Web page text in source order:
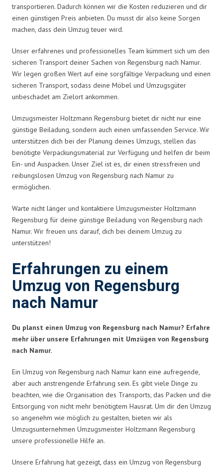
transportieren. Dadurch können wir die Kosten reduzieren und dir
einen günstigen Preis anbieten. Du musst dir also keine Sorgen
machen, dass dein Umzug teuer wird.
Unser erfahrenes und professionelles Team kümmert sich um den
sicheren Transport deiner Sachen von Regensburg nach Namur.
Wir legen großen Wert auf eine sorgfältige Verpackung und einen
sicheren Transport, sodass deine Möbel und Umzugsgüter
unbeschadet am Zielort ankommen.
Umzugsmeister Holtzmann Regensburg bietet dir nicht nur eine
günstige Beiladung, sondern auch einen umfassenden Service. Wir
unterstützen dich bei der Planung deines Umzugs, stellen das
benötigte Verpackungsmaterial zur Verfügung und helfen dir beim
Ein- und Auspacken. Unser Ziel ist es, dir einen stressfreien und
reibungslosen Umzug von Regensburg nach Namur zu
ermöglichen.
Warte nicht länger und kontaktiere Umzugsmeister Holtzmann
Regensburg für deine günstige Beiladung von Regensburg nach
Namur. Wir freuen uns darauf, dich bei deinem Umzug zu
unterstützen!
Erfahrungen zu einem
Umzug von Regensburg
nach Namur
Du planst einen Umzug von Regensburg nach Namur? Erfahre
mehr über unsere Erfahrungen mit Umzügen von Regensburg
nach Namur.
Ein Umzug von Regensburg nach Namur kann eine aufregende,
aber auch anstrengende Erfahrung sein. Es gibt viele Dinge zu
beachten, wie die Organisation des Transports, das Packen und die
Entsorgung von nicht mehr benötigtem Hausrat. Um dir den Umzug
so angenehm wie möglich zu gestalten, bieten wir als
Umzugsunternehmen Umzugsmeister Holtzmann Regensburg
unsere professionelle Hilfe an.
Unsere Erfahrung hat gezeigt, dass ein Umzug von Regensburg